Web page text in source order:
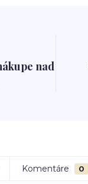
nad
Komentáre 0